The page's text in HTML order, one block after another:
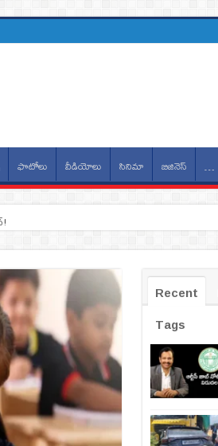
ఫొటోలు వీడియోలు సినిమా బిజినెస్ …
Recent
Tags